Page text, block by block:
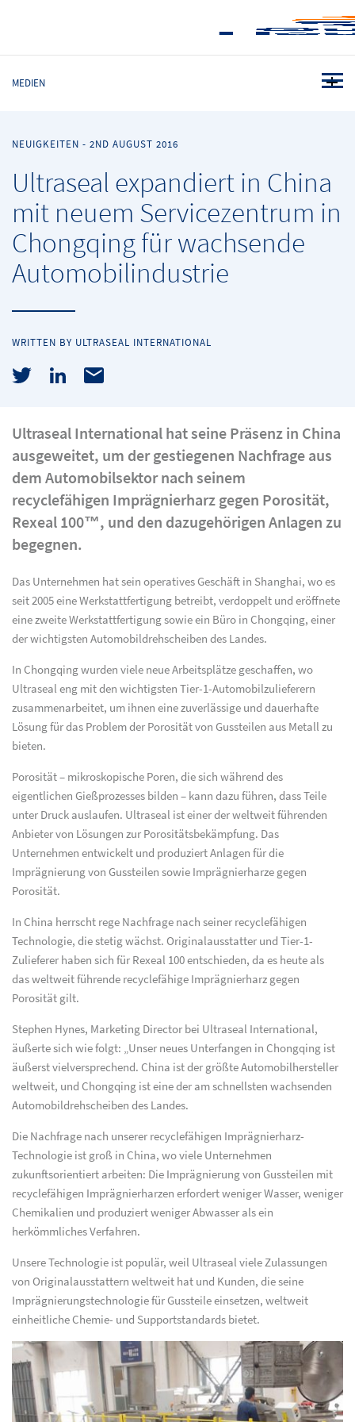
MEDIEN
NEUIGKEITEN - 2ND AUGUST 2016
Ultraseal expandiert in China
mit neuem Servicezentrum in
Chongqing für wachsende
Automobilindustrie
WRITTEN BY ULTRASEAL INTERNATIONAL
Ultraseal International hat seine Präsenz in China
ausgeweitet, um der gestiegenen Nachfrage aus
dem Automobilsektor nach seinem
recyclefähigen Imprägnierharz gegen Porosität,
Rexeal 100™, und den dazugehörigen Anlagen zu
begegnen.
Das Unternehmen hat sein operatives Geschäft in Shanghai, wo es
seit 2005 eine Werkstattfertigung betreibt, verdoppelt und eröffnete
eine zweite Werkstattfertigung sowie ein Büro in Chongqing, einer
der wichtigsten Automobildrehscheiben des Landes.
In Chongqing wurden viele neue Arbeitsplätze geschaffen, wo
Ultraseal eng mit den wichtigsten Tier-1-Automobilzulieferern
zusammenarbeitet, um ihnen eine zuverlässige und dauerhafte
Lösung für das Problem der Porosität von Gussteilen aus Metall zu
bieten.
Porosität – mikroskopische Poren, die sich während des
eigentlichen Gießprozesses bilden – kann dazu führen, dass Teile
unter Druck auslaufen. Ultraseal ist einer der weltweit führenden
Anbieter von Lösungen zur Porositätsbekämpfung. Das
Unternehmen entwickelt und produziert Anlagen für die
Imprägnierung von Gussteilen sowie Imprägnierharze gegen
Porosität.
In China herrscht rege Nachfrage nach seiner recyclefähigen
Technologie, die stetig wächst. Originalausstatter und Tier-1-
Zulieferer haben sich für Rexeal 100 entschieden, da es heute als
das weltweit führende recyclefähige Imprägnierharz gegen
Porosität gilt.
Stephen Hynes, Marketing Director bei Ultraseal International,
äußerte sich wie folgt: „Unser neues Unterfangen in Chongqing ist
äußerst vielversprechend. China ist der größte Automobilhersteller
weltweit, und Chongqing ist eine der am schnellsten wachsenden
Automobildrehscheiben des Landes.
Die Nachfrage nach unserer recyclefähigen Imprägnierharz-
Technologie ist groß in China, wo viele Unternehmen
zukunftsorientiert arbeiten: Die Imprägnierung von Gussteilen mit
recyclefähigen Imprägnierharzen erfordert weniger Wasser, weniger
Chemikalien und produziert weniger Abwasser als ein
herkömmliches Verfahren.
Unsere Technologie ist populär, weil Ultraseal viele Zulassungen
von Originalausstattern weltweit hat und Kunden, die seine
Imprägnierungstechnologie für Gussteile einsetzen, weltweit
einheitliche Chemie- und Supportstandards bietet.